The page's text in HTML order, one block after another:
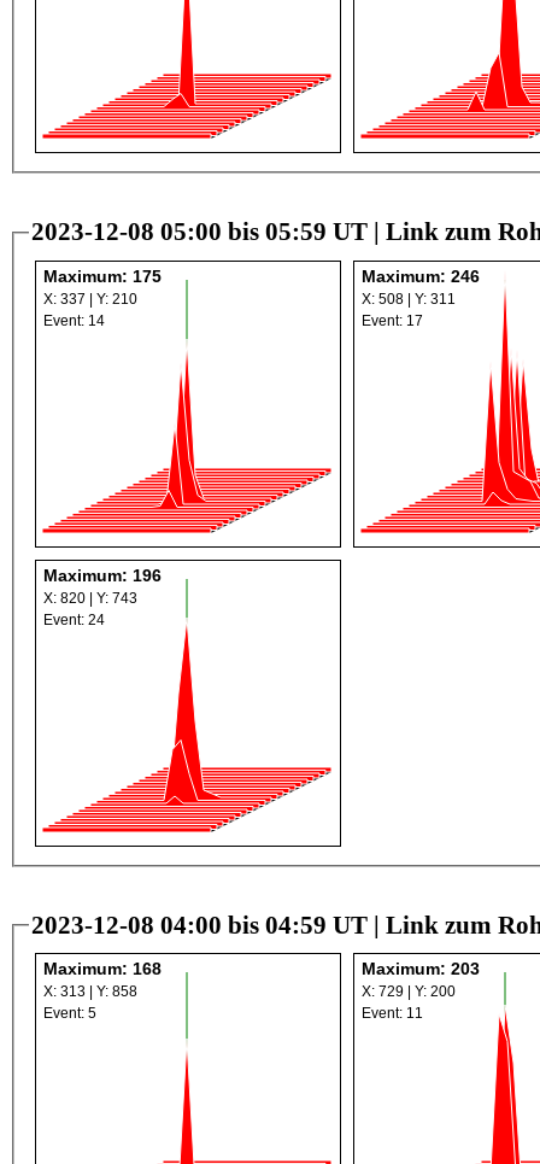
2023-12-08 05:00 bis 05:59 UT | Link zum
Maximum: 175
X: 337 | Y: 210
Event: 14
Maximum: 246
X: 508 | Y: 311
Event: 17
Maximum: 196
X: 820 | Y: 743
Event: 24
2023-12-08 04:00 bis 04:59 UT | Link zum
Maximum: 168
X: 313 | Y: 858
Event: 5
Maximum: 203
X: 729 | Y: 200
Event: 11